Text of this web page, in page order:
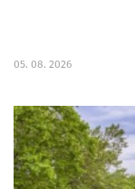
05. 08. 2026